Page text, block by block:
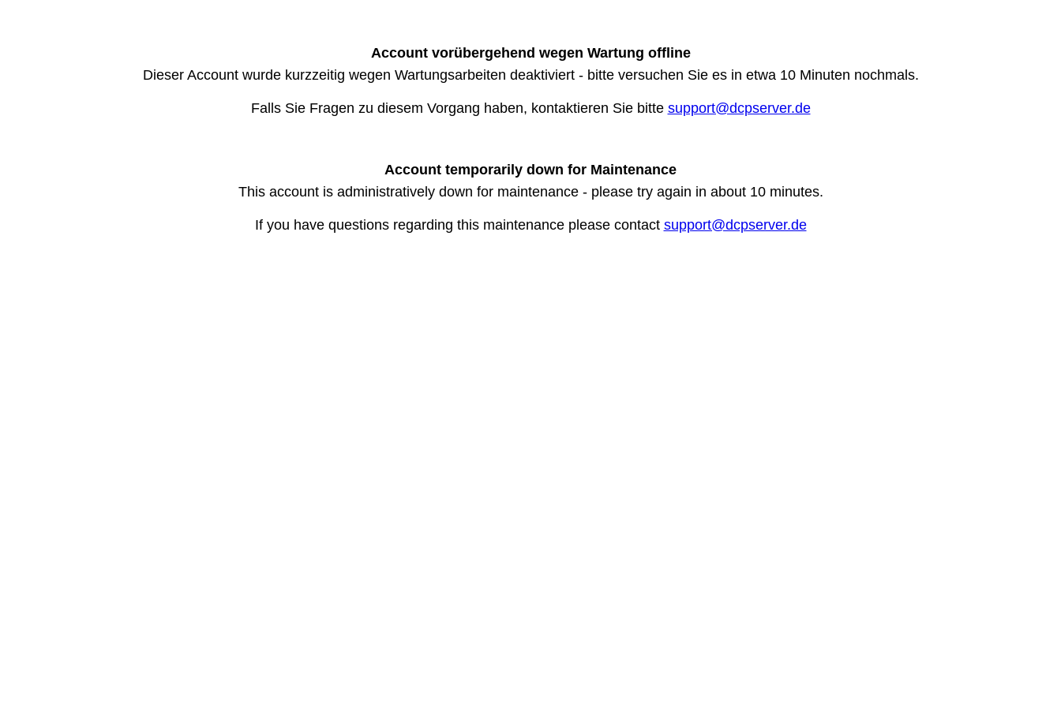
Account vorübergehend wegen Wartung offline
Dieser Account wurde kurzzeitig wegen Wartungsarbeiten deaktiviert - bitte versuchen Sie es in etwa 10 Minuten nochmals.
Falls Sie Fragen zu diesem Vorgang haben, kontaktieren Sie bitte support@dcpserver.de
Account temporarily down for Maintenance
This account is administratively down for maintenance - please try again in about 10 minutes.
If you have questions regarding this maintenance please contact support@dcpserver.de